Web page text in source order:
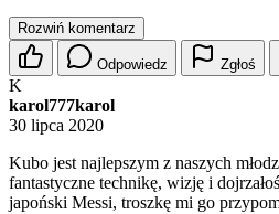
Rozwiń komentarz
Odpowiedz Zgłoś
K
karol777karol
30 lipca 2020
Kubo jest najlepszym z naszych
fantastyczne technikę, wizję i
japoński Messi, troszkę mi go